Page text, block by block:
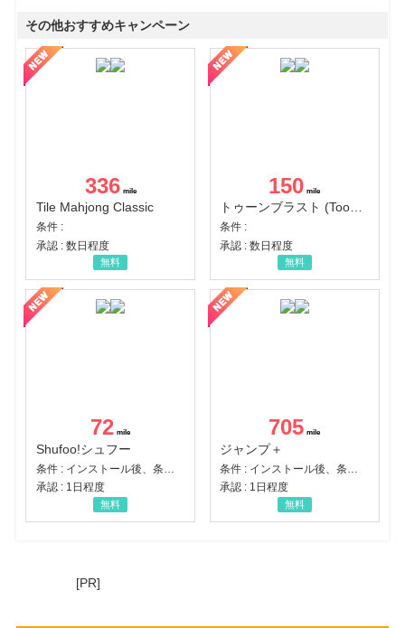
その他おすすめキャンペーン
336
Tile Mahjong Classic
条件 :
承認 : 数日程度
無料
150
トゥーンブラスト (Toon Blast)
条件 :
承認 : 数日程度
無料
72
Shufoo!シュフー
承認 : 1日程度
無料
705
ジャンプ＋
承認 : 1日程度
無料
[PR]